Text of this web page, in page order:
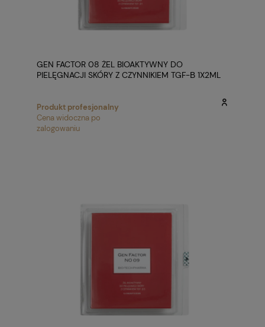
GEN FACTOR 08 ŻEL BIOAKTYWNY DO
PIELĘGNACJI SKÓRY Z CZYNNIKIEM TGF-Β 1X2ML
Produkt profesjonalny
Cena widoczna po
zalogowaniu